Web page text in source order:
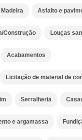
Madeira Asfalto e
Construção Louças
Acabamentos
Licitação de material de
Serralheria
e argamassa